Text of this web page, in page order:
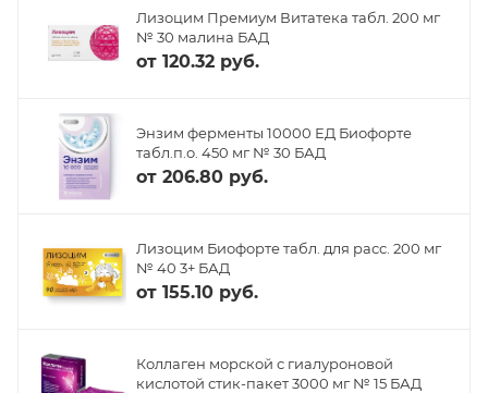
Лизоцим Премиум Витатека табл. 200 мг
№ 30 малина БАД
от 120.32 руб.
Энзим ферменты 10000 ЕД Биофорте
табл.п.о. 450 мг № 30 БАД
от 206.80 руб.
Лизоцим Биофорте табл. для расс. 200 мг
№ 40 3+ БАД
от 155.10 руб.
Коллаген морской с гиалуроновой
кислотой стик-пакет 3000 мг № 15 БАД